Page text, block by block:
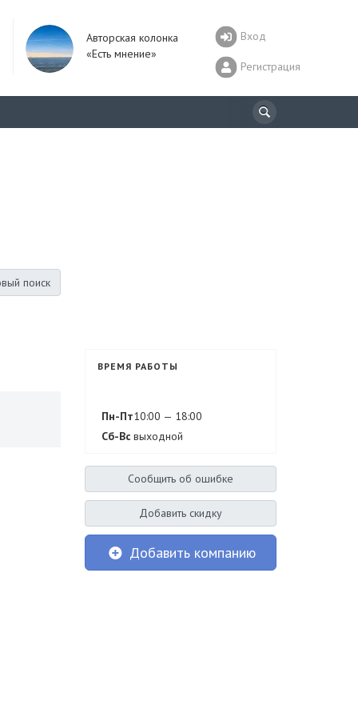
Авторская колонка
«Есть мнение»
Вход
Регистрация
поиск
ВРЕМЯ РАБОТЫ
Пн-Пт10:00 — 18:00
Сб-Вс выходной
Сообщить об ошибке
Добавить скидку
Добавить компанию